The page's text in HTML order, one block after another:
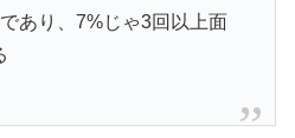
あり、7%じゃ3回以上面